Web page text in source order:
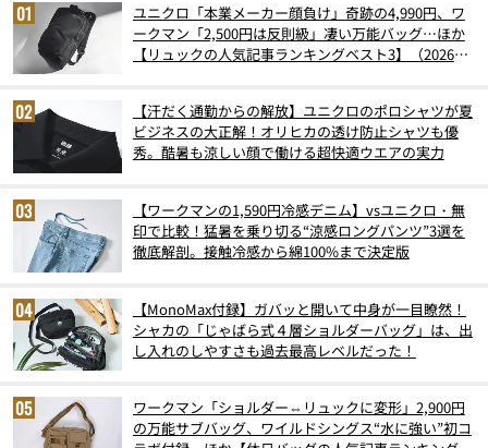
ユニクロ「本業メーカー顔負け」奇跡の4,990円、ワ
ークマン「2,500円は反則級」凄い万能バッグ…ほか
【リュックの人気記事ランキングベスト3】（2026年
【汗だく通勤からの解放】ユニクロのポロシャツが夏
ビジネスの大正解！オリヒカの透け防止シャツも優
秀。酷暑も涼しい顔で働ける超快適ウエアの実力
【ワークマンの1,590円冷感デニム】vsユニクロ・無
印で比較！猛暑を乗り切る“涼感ロングパンツ”3選を
徹底解剖。接触冷感から綿100%まで決定版
【MonoMax付録】ガバッと開いて中身が一目瞭然！
シャカの「じゃばら式４層ショルダーバッグ」は、出
し入れのしやすさも過去最高レベルだった！
ワークマン「ショルダー⇔リュックに変形」2,900円
の万能サブバッグ、ワイルドシングス“水に強い”初コ